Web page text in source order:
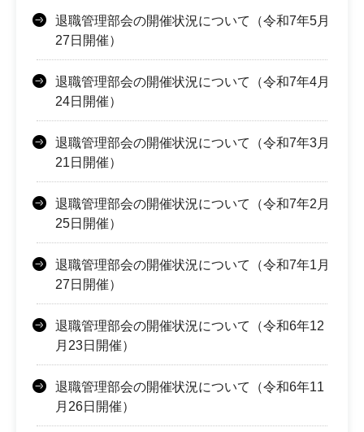
退職管理部会の開催状況について（令和7年5月
27日開催）
退職管理部会の開催状況について（令和7年4月
24日開催）
退職管理部会の開催状況について（令和7年3月
21日開催）
退職管理部会の開催状況について（令和7年2月
25日開催）
退職管理部会の開催状況について（令和7年1月
27日開催）
退職管理部会の開催状況について（令和6年12
月23日開催）
退職管理部会の開催状況について（令和6年11
月26日開催）